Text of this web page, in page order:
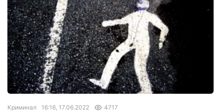
Криминал 16:16, 17.06.2022 4717